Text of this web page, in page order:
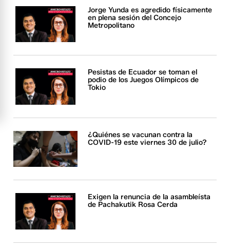
Jorge Yunda es agredido físicamente
en plena sesión del Concejo
Metropolitano
Pesistas de Ecuador se toman el
podio de los Juegos Olímpicos de
Tokio
¿Quiénes se vacunan contra la
COVID-19 este viernes 30 de julio?
Exigen la renuncia de la asambleísta
de Pachakutik Rosa Cerda